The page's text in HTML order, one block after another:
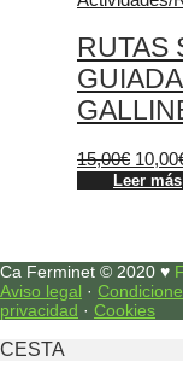
RUTAS
15,00€ 10,00
Leer más
Ca Ferminet © 2020 ♥
Aviso legal ·
privacidad · Cookies
CESTA